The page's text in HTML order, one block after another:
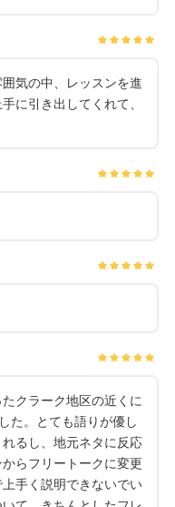
気の中、レッスンを進
に引き出してくれて、
クラーク地区の近くに
た。とても語りが優し
るし、地元ネタに反応
らフリートークに変更
手く説明できないでい